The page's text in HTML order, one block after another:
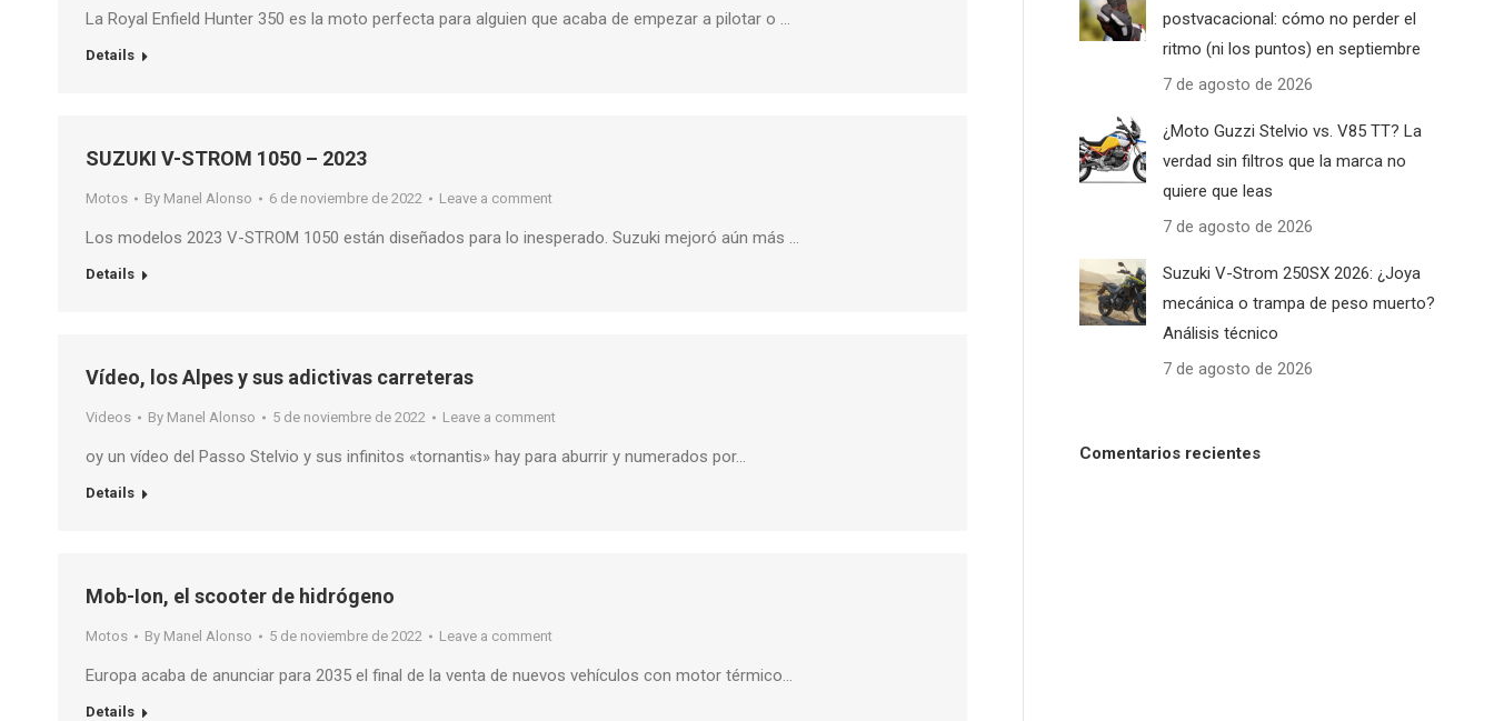
La Royal Enfield Hunter 350 es la moto perfecta para alguien que acaba de empezar a pilotar o …
Details
SUZUKI V-STROM 1050 – 2023
Motos By Manel Alonso 6 de noviembre de 2022 Leave a comment
Los modelos 2023 V-STROM 1050 están diseñados para lo inesperado. Suzuki mejoró aún más …
Details
Vídeo, los Alpes y sus adictivas carreteras
Videos By Manel Alonso 5 de noviembre de 2022 Leave a comment
oy un vídeo del Passo Stelvio y sus infinitos «tornantis» hay para aburrir y numerados por…
Details
Mob-Ion, el scooter de hidrógeno
Motos By Manel Alonso 5 de noviembre de 2022 Leave a comment
Europa acaba de anunciar para 2035 el final de la venta de nuevos vehículos con motor térmico…
Details
postvacacional: cómo no perder el
ritmo (ni los puntos) en septiembre
7 de agosto de 2026
¿Moto Guzzi Stelvio vs. V85 TT? La
verdad sin filtros que la marca no
quiere que leas
7 de agosto de 2026
Suzuki V-Strom 250SX 2026: ¿Joya
mecánica o trampa de peso muerto?
Análisis técnico
7 de agosto de 2026
Comentarios recientes